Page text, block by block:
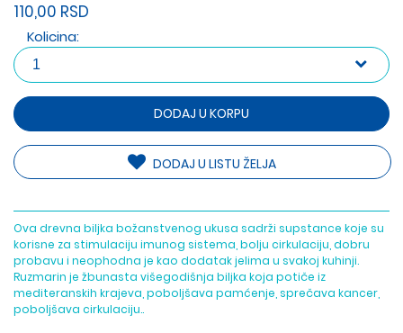
110,00 RSD
Kolicina:
DODAJ U KORPU
DODAJ U LISTU ŽELJA
Ova drevna biljka božanstvenog ukusa sadrži supstance koje su
korisne za stimulaciju imunog sistema, bolju cirkulaciju, dobru
probavu i neophodna je kao dodatak jelima u svakoj kuhinji.
Ruzmarin je žbunasta višegodišnja biljka koja potiče iz
mediteranskih krajeva, poboljšava pamćenje, sprečava kancer,
poboljšava cirkulaciju..